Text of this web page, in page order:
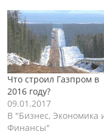
расположены
заводы. Изначально
данный комплекс
планировали
возле Белогорска, но в
итоге было решено
построить
комплекс около
Что строил Газпром в
2016 году?
09.01.2017
В "Бизнес, Экономика
Финансы"